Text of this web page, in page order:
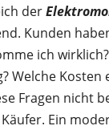
der
Kunden
ich
Welche Kosten
Fragen nicht
Ein